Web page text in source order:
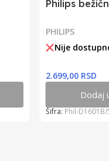
Philips
PHILIPS
Nije
2.699,00 RSD
Dodaj
Šifra: Phil-D1601B/